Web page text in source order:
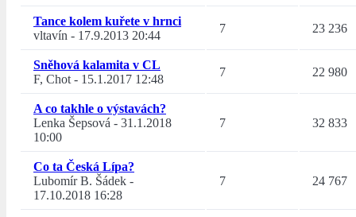
Tance kolem kuřete v hrnci
vltavín - 17.9.2013 20:44
7 23 236
Sněhová kalamita v CL
F, Chot- 15.1.2017 12:48
7 22 980
A co takhle o výstavách?
Lenka Šepsová - 31.1.2018
10:00
7 32 833
Co ta Česká Lípa?
Lubomír B. Šádek -
17.10.2018 16:28
7 24 767